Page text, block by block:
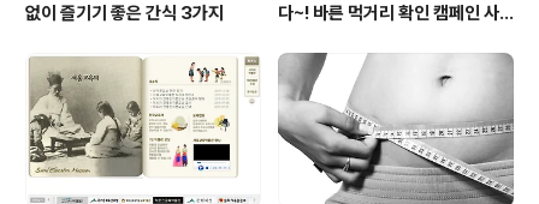
없이 즐기기 좋은 간식 3가지
다~! 바른 먹거리 확인 캠페인 사